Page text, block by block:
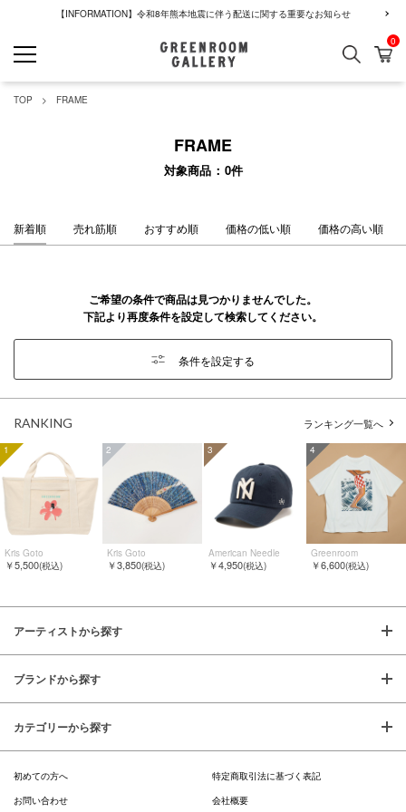
【INFORMATION】令和8年熊本地震に伴う配送に関する重要なお知らせ
検索 カ
0
TOP FRAME
FRAME
対象商品 0件
新着順 売れ筋順 おすすめ順 価格の低い順 価格の高い順
ご希望の条件で商品は見つかりませんでした。
下記より再度条件を設定して検索してください。
条件を設定する
RANKING ランキング一覧へ
1
Kris Goto
￥5,500(税込)
2
Kris Goto
￥3,850(税込)
3
American Needle
￥4,950(税込)
4
Greenroom
￥6,600(税込)
アーティストから探す
ブランドから探す
カテゴリーから探す
初めての方へ
特定商取引法に基づく表記
お問い合わせ
会社概要